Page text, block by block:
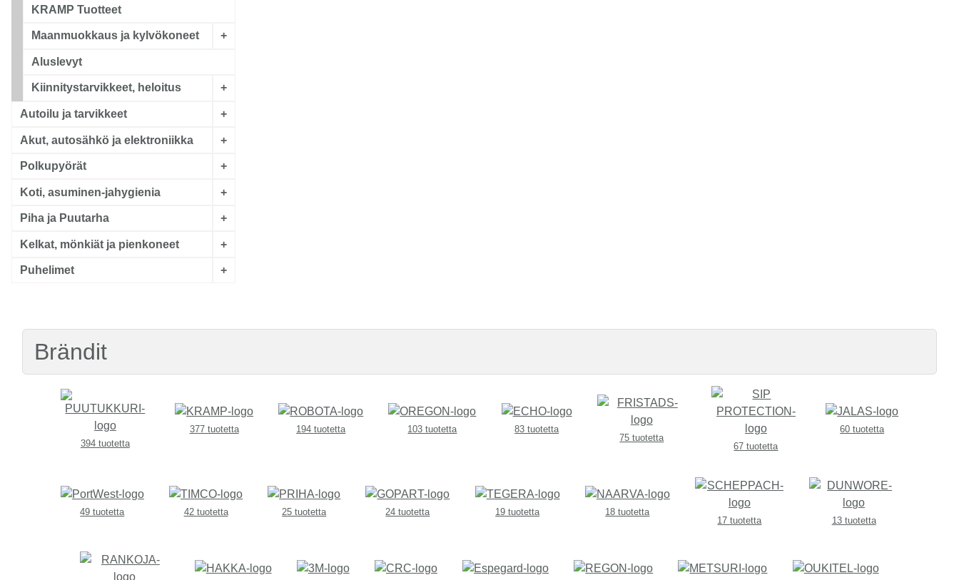
KRAMP Tuotteet
Maanmuokkaus ja kylvökoneet +
Aluslevyt
Kiinnitystarvikkeet, heloitus +
Autoilu ja tarvikkeet +
Akut, autosähkö ja elektroniikka +
Polkupyörät +
Koti, asuminen-jahygienia +
Piha ja Puutarha +
Kelkat, mönkiät ja pienkoneet +
Puhelimet +
Brändit
394 tuotetta
377 tuotetta 194 tuotetta 103 tuotetta
83 tuotetta
75 tuotetta
67 tuotetta
60 tuotetta
49 tuotetta 42 tuotetta 25 tuotetta 24 tuotetta 19 tuotetta
18 tuotetta
17 tuotetta
13 tuotetta